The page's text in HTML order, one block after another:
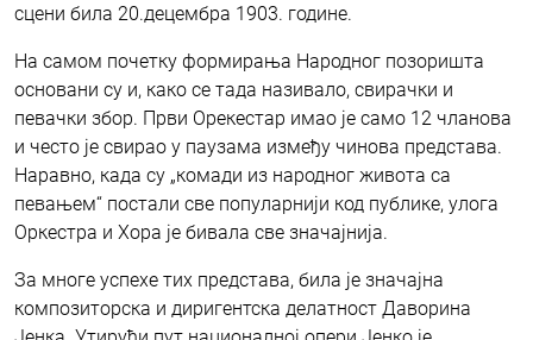
сцени била 20.децембра 1903. године.
На самом почетку формирања Народног позоришта
основани су и, како се тада називало, свирачки и
певачки збор. Први Орекестар имао је само 12 чланова
и често је свирао у паузама између чинова представа.
Наравно, када су „комади из народног живота са
певањем“ постали све популарнији код публике, улога
Оркестра и Хора је бивала све значајнија.
За многе успехе тих представа, била је значајна
композиторска и диригентска делатност Даворина